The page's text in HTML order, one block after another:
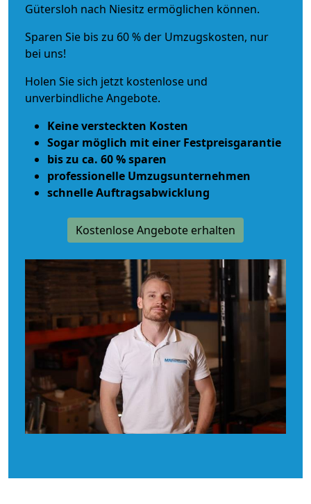
Gütersloh nach Niesitz ermöglichen können.
Sparen Sie bis zu 60 % der Umzugskosten, nur
bei uns!
Holen Sie sich jetzt kostenlose und
unverbindliche Angebote.
Keine versteckten Kosten
Sogar möglich mit einer Festpreisgarantie
bis zu ca. 60 % sparen
professionelle Umzugsunternehmen
schnelle Auftragsabwicklung
Kostenlose Angebote erhalten